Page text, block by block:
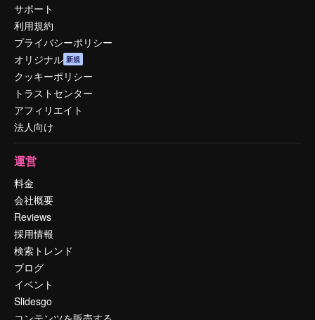
サポート
利用規約
プライバシーポリシー
オリジナル 新規
クッキーポリシー
トラストセンター
アフィリエイト
法人向け
運営
料金
会社概要
Reviews
採用情報
検索トレンド
ブログ
イベント
Slidesgo